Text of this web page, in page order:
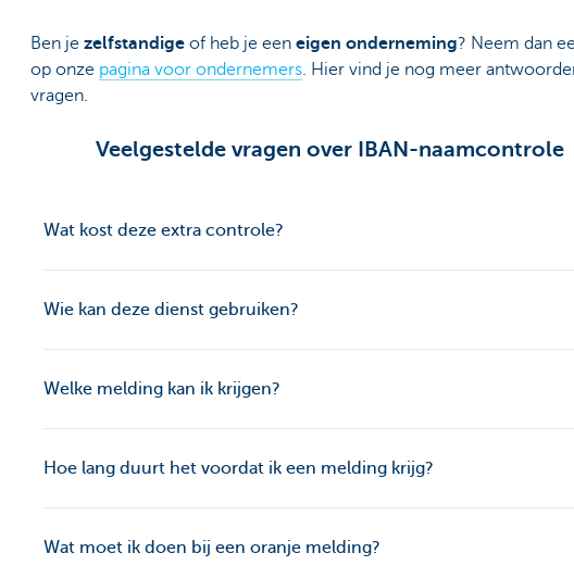
Ben je zelfstandige of heb je een eigen onderneming? Neem dan
op onze pagina voor ondernemers. Hier vind je nog meer
vragen.
Veelgestelde vragen over IBAN-naamcontrole
Wat kost deze extra controle?
Wie kan deze dienst gebruiken?
Welke melding kan ik krijgen?
Hoe lang duurt het voordat ik een melding krijg?
Wat moet ik doen bij een oranje melding?